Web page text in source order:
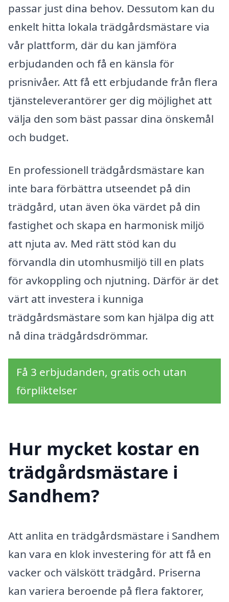
passar just dina behov. Dessutom kan du
enkelt hitta lokala trädgårdsmästare via
vår plattform, där du kan jämföra
erbjudanden och få en känsla för
prisnivåer. Att få ett erbjudande från flera
tjänsteleverantörer ger dig möjlighet att
välja den som bäst passar dina önskemål
och budget.
En professionell trädgårdsmästare kan
inte bara förbättra utseendet på din
trädgård, utan även öka värdet på din
fastighet och skapa en harmonisk miljö
att njuta av. Med rätt stöd kan du
förvandla din utomhusmiljö till en plats
för avkoppling och njutning. Därför är det
värt att investera i kunniga
trädgårdsmästare som kan hjälpa dig att
nå dina trädgårdsdrömmar.
Få 3 erbjudanden, gratis och utan
förpliktelser
Hur mycket kostar en
trädgårdsmästare i
Sandhem?
Att anlita en trädgårdsmästare i Sandhem
kan vara en klok investering för att få en
vacker och välskött trädgård. Priserna
kan variera beroende på flera faktorer,